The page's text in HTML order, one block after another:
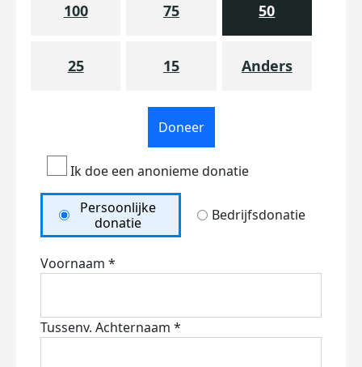
100 75 50
25 15 Anders
Doneer
Ik doe een anonieme donatie
Persoonlijke
donatie
Bedrijfsdonatie
Voornaam *
Tussenv. Achternaam *